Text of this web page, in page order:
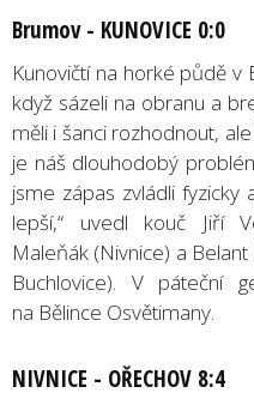
Brumov - KUNOVICE 0:0
Kunovičtí na horké půdě v
když sázeli na obranu a
měli i šanci rozhodnout,
je náš dlouhodobý
jsme zápas zvládli
lepší,“ uvedl kouč Jiří
Maleňák (Nivnice) a
Buchlovice). V páteční
na Bělince Osvětimany.
NIVNICE - OŘECHOV 8:4